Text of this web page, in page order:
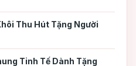
Điểu Chuẩn Đẹp Ở
Thu Hút Tặng Người
Tinh Tế Dành Tặng